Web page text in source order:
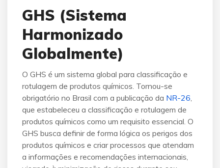
GHS (Sistema
Harmonizado
Globalmente)
O GHS é um sistema global para classificação e
rotulagem de produtos químicos. Tornou-se
obrigatório no Brasil com a publicação da NR-26,
que estabeleceu a classificação e rotulagem de
produtos químicos como um requisito essencial. O
GHS busca definir de forma lógica os perigos dos
produtos químicos e criar processos que atendam
a informações e recomendações internacionais,